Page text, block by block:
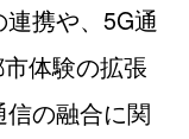
携や、5G通
体験の拡張
の融合に関